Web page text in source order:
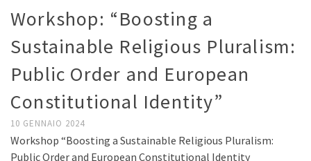
Workshop: “Boosting a
Sustainable Religious Pluralism:
Public Order and European
Constitutional Identity”
10 GENNAIO 2024
Workshop “Boosting a Sustainable Religious Pluralism:
Public Order and European Constitutional Identity